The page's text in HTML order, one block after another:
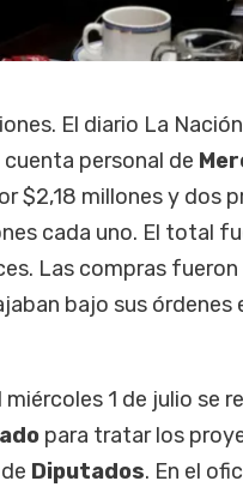
El diario La
personal de
$2,18 millones y dos
cada uno. El total
Las compras
bajo sus órdenes
1 de julio se
para tratar los
Diputados. En el